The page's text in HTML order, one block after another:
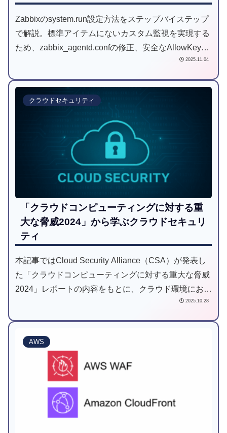
Zabbixのsystem.run設定方法をステップバイステップ
で解説。標準アイテムにないカスタム監視を実現する
ため、zabbix_agentd.confの修正、安全なAllowKeyの
使い方、スクリプトの権限設定までを網羅。初心者で
2025.11.04
クラウドセキュリティ
「クラウドコンピューティングに対する重
大な脅威2024」から学ぶクラウドセキュリ
ティ
本記事ではCloud Security Alliance（CSA）が発表し
た「クラウドコンピューティングに対する重大な脅威
2024」レポートの内容をもとに、クラウド環境におけ
る代表的なリスクと、実務で意識すべき対策のヒント
2025.10.28
AWS